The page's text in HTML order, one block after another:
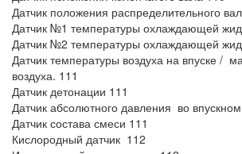
Датчик положения распределительного
Датчик №1 температуры охлаждающей
Датчик №2 температуры охлаждающей
Датчик температуры воздуха на впуске /
воздуха. 111
Датчик детонации 111
Датчик абсолютного давления во
Датчик состава смеси 111
Кислородный датчик 112